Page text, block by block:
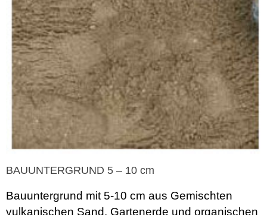
BAUUNTERGRUND 5 – 10 cm
Bauuntergrund mit 5-10 cm aus Gemischten
vulkanischen Sand, Gartenerde und organischen